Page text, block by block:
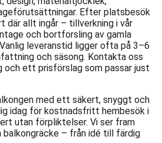
Efter platsbesök
där allt ingår – tillverkning i vår
och bortforsling av gamla
leveranstid ligger ofta på 3–6
och säsong. Kontakta oss
och ett prisförslag som passar just
med ett säkert, snyggt och
idag för kostnadsfritt hembesök i
utan förpliktelser. Vi ser fram
– från idé till färdig